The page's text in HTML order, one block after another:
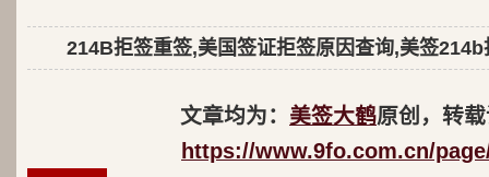
214B拒签重签,美国签证拒签原因查询,美签214b
文章均为： 美签大鹤原创，转
https://www.9fo.com.cn/